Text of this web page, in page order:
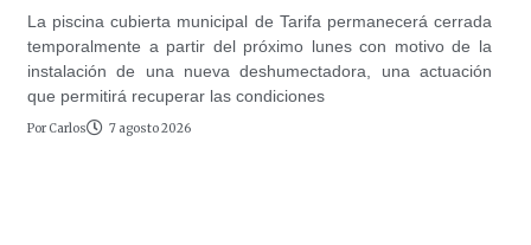
La piscina cubierta municipal de Tarifa permanecerá cerrada
temporalmente a partir del próximo lunes con motivo de la
instalación de una nueva deshumectadora, una actuación
que permitirá recuperar las condiciones
Por Carlos 7 agosto 2026